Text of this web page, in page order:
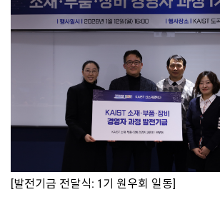
[발전기금 전달식: 1기 원우회 일동]